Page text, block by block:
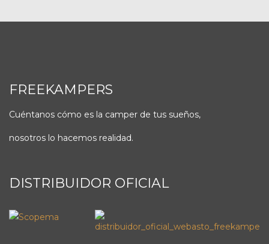
FREEKAMPERS
Cuéntanos cómo es la camper de tus sueños,
nosotros lo hacemos realidad.
DISTRIBUIDOR OFICIAL